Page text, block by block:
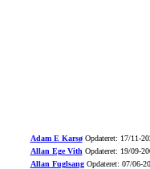
Adam E KarsøOpdateret: 17/11-
Allan Ege Vith Opdateret: 19/09-
Allan FuglsangOpdateret: 07/06-